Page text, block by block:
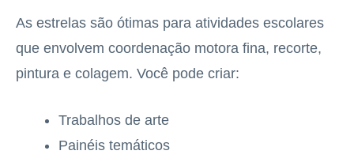
As estrelas são ótimas para atividades escolares
que envolvem coordenação motora fina, recorte,
pintura e colagem. Você pode criar:
Trabalhos de arte
Painéis temáticos